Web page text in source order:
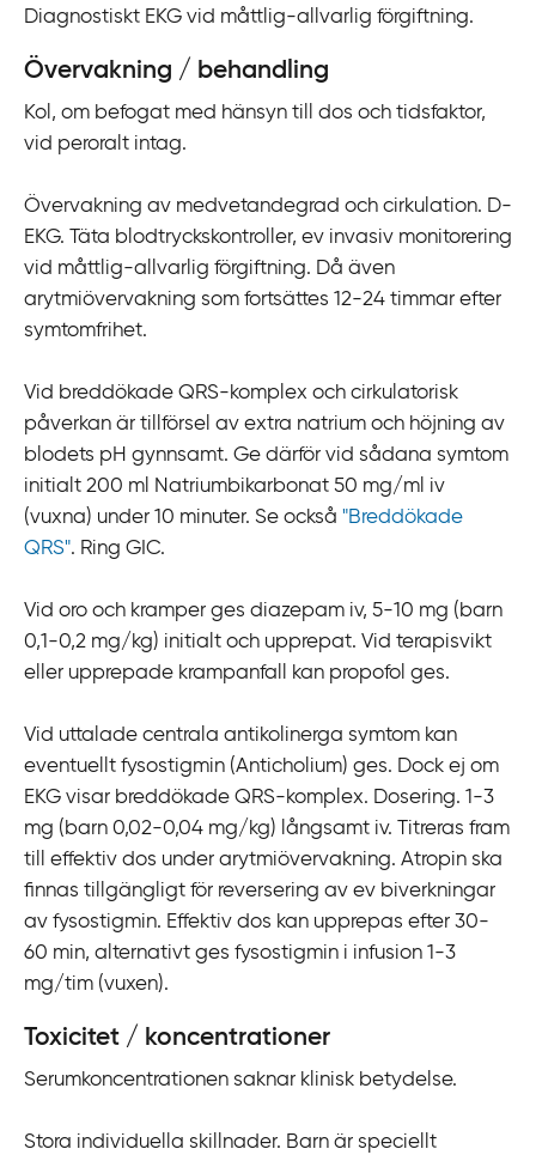
Diagnostiskt EKG vid måttlig-allvarlig förgiftning.
Övervakning / behandling
Kol, om befogat med hänsyn till dos och tidsfaktor,
vid peroralt intag.
Övervakning av medvetandegrad och cirkulation. D-
EKG. Täta blodtryckskontroller, ev invasiv monitorering
vid måttlig-allvarlig förgiftning. Då även
arytmiövervakning som fortsättes 12-24 timmar efter
symtomfrihet.
Vid breddökade QRS-komplex och cirkulatorisk
påverkan är tillförsel av extra natrium och höjning av
blodets pH gynnsamt. Ge därför vid sådana symtom
initialt 200 ml Natriumbikarbonat 50 mg/ml iv
(vuxna) under 10 minuter. Se också "Breddökade
QRS". Ring GIC.
Vid oro och kramper ges diazepam iv, 5-10 mg (barn
0,1-0,2 mg/kg) initialt och upprepat. Vid terapisvikt
eller upprepade krampanfall kan propofol ges.
Vid uttalade centrala antikolinerga symtom kan
eventuellt fysostigmin (Anticholium) ges. Dock ej om
EKG visar breddökade QRS-komplex. Dosering. 1-3
mg (barn 0,02-0,04 mg/kg) långsamt iv. Titreras fram
till effektiv dos under arytmiövervakning. Atropin ska
finnas tillgängligt för reversering av ev biverkningar
av fysostigmin. Effektiv dos kan upprepas efter 30-
60 min, alternativt ges fysostigmin i infusion 1-3
mg/tim (vuxen).
Toxicitet / koncentrationer
Serumkoncentrationen saknar klinisk betydelse.
Stora individuella skillnader. Barn är speciellt